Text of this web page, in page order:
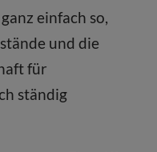
einfach so,
und die
für
ständig